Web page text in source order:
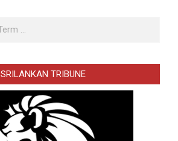
SRILANKAN TRIBUNE